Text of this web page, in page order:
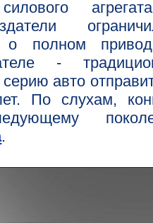
о полном
-
авто
По слухам,
.